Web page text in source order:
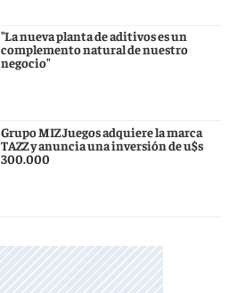
"La nueva planta de aditivos es un
complemento natural de nuestro
negocio"
Grupo MIZ Juegos adquiere la marca
TAZZ y anuncia una inversión de u$s
300.000